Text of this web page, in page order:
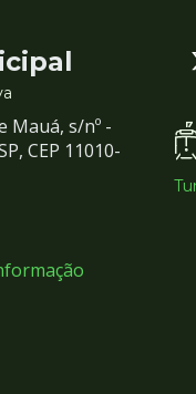
Mauá, s/nº -
CEP 11010-